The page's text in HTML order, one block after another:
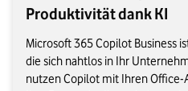
Produktivität dank KI
Microsoft 365 Copilot Business
die sich nahtlos in Ihr
nutzen Copilot mit Ihren Office-